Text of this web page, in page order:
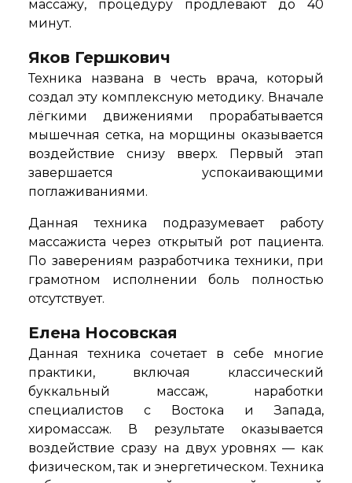
массажу, процедуру продлевают до 40
минут.
Яков Гершкович
Техника названа в честь врача, который
создал эту комплексную методику. Вначале
лёгкими движениями прорабатывается
мышечная сетка, на морщины оказывается
воздействие снизу вверх. Первый этап
завершается успокаивающими
поглаживаниями.
Данная техника подразумевает работу
массажиста через открытый рот пациента.
По заверениям разработчика техники, при
грамотном исполнении боль полностью
отсутствует.
Елена Носовская
Данная техника сочетает в себе многие
практики, включая классический
буккальный массаж, наработки
специалистов с Востока и Запада,
хиромассаж. В результате оказывается
воздействие сразу на двух уровнях — как
физическом, так и энергетическом. Техника